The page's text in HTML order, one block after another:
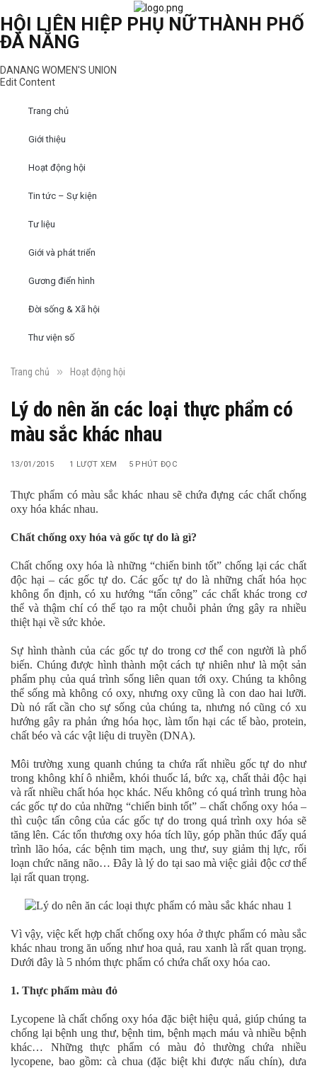
HỘI LIÊN HIỆP PHỤ NỮ THÀNH PHỐ
ĐÀ NẴNG
DANANG WOMEN'S UNION
Edit Content
Trang chủ
Giới thiệu
Hoạt động hội
Tin tức – Sự kiện
Tư liệu
Giới và phát triển
Gương điển hình
Đời sống & Xã hội
Thư viện số
Trang chủ » Hoạt động hội
Lý do nên ăn các loại thực phẩm có
màu sắc khác nhau
13/01/2015 1 LƯỢT XEM 5 PHÚT ĐỌC
Thực phẩm có màu sắc khác nhau sẽ chứa đựng các chất chống
oxy hóa khác nhau.
Chất chống oxy hóa và gốc tự do là gì?
Chất chống oxy hóa là những “chiến binh tốt” chống lại các chất
độc hại – các gốc tự do. Các gốc tự do là những chất hóa học
không ổn định, có xu hướng “tấn công” các chất khác trong cơ
thể và thậm chí có thể tạo ra một chuỗi phản ứng gây ra nhiều
thiệt hại về sức khỏe.
Sự hình thành của các gốc tự do trong cơ thể con người là phổ
biến. Chúng được hình thành một cách tự nhiên như là một sản
phẩm phụ của quá trình sống liên quan tới oxy. Chúng ta không
thể sống mà không có oxy, nhưng oxy cũng là con dao hai lưỡi.
Dù nó rất cần cho sự sống của chúng ta, nhưng nó cũng có xu
hướng gây ra phản ứng hóa học, làm tổn hại các tế bào, protein,
chất béo và các vật liệu di truyền (DNA).
Môi trường xung quanh chúng ta chứa rất nhiều gốc tự do như
trong không khí ô nhiễm, khói thuốc lá, bức xạ, chất thải độc hại
và rất nhiều chất hóa học khác. Nếu không có quá trình trung hòa
các gốc tự do của những “chiến binh tốt” – chất chống oxy hóa –
thì cuộc tấn công của các gốc tự do trong quá trình oxy hóa sẽ
tăng lên. Các tổn thương oxy hóa tích lũy, góp phần thúc đẩy quá
trình lão hóa, các bệnh tim mạch, ung thư, suy giảm thị lực, rối
loạn chức năng não… Đây là lý do tại sao mà việc giải độc cơ thể
lại rất quan trọng.
Vì vậy, việc kết hợp chất chống oxy hóa ở thực phẩm có màu sắc
khác nhau trong ăn uống như hoa quả, rau xanh là rất quan trọng.
Dưới đây là 5 nhóm thực phẩm có chứa chất oxy hóa cao.
1. Thực phẩm màu đỏ
Lycopene là chất chống oxy hóa đặc biệt hiệu quả, giúp chúng ta
chống lại bệnh ung thư, bệnh tim, bệnh mạch máu và nhiều bệnh
khác… Những thực phẩm có màu đỏ thường chứa nhiều
lycopene, bao gồm: cà chua (đặc biệt khi được nấu chín), dưa